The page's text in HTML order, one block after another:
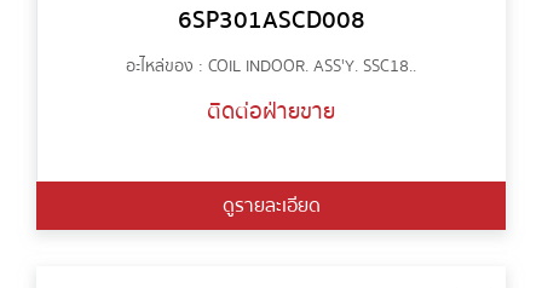
6SP301ASCD008
อะไหล่ของ : COIL INDOOR. ASS'Y. SSC18..
ติดต่อฝ่ายขาย
ดูรายละเอียด